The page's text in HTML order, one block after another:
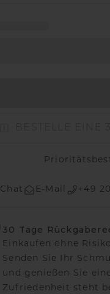
Chat E-Mail +49
30 Tage
Einkaufen ohne
Senden Sie Ihr
und genießen Sie
Zufriedenheit steht